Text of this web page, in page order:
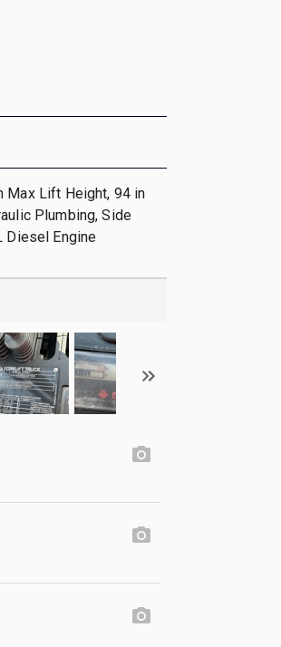
Max Lift Height, 94 in
Plumbing, Side
Diesel Engine